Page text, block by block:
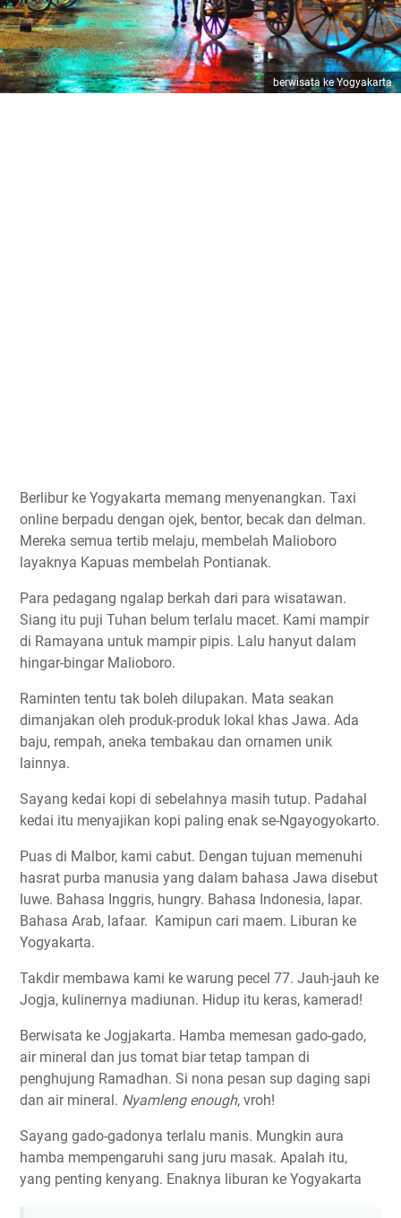
berwisata ke Yogyakarta
Berlibur ke Yogyakarta memang menyenangkan. Taxi
online berpadu dengan ojek, bentor, becak dan delman.
Mereka semua tertib melaju, membelah Malioboro
layaknya Kapuas membelah Pontianak.
Para pedagang ngalap berkah dari para wisatawan.
Siang itu puji Tuhan belum terlalu macet. Kami mampir
di Ramayana untuk mampir pipis. Lalu hanyut dalam
hingar-bingar Malioboro.
Raminten tentu tak boleh dilupakan. Mata seakan
dimanjakan oleh produk-produk lokal khas Jawa. Ada
baju, rempah, aneka tembakau dan ornamen unik
lainnya.
Sayang kedai kopi di sebelahnya masih tutup. Padahal
kedai itu menyajikan kopi paling enak se-Ngayogyokarto.
Puas di Malbor, kami cabut. Dengan tujuan memenuhi
hasrat purba manusia yang dalam bahasa Jawa disebut
luwe. Bahasa Inggris, hungry. Bahasa Indonesia, lapar.
Bahasa Arab, lafaar. Kamipun cari maem. Liburan ke
Yogyakarta.
Takdir membawa kami ke warung pecel 77. Jauh-jauh ke
Jogja, kulinernya madiunan. Hidup itu keras, kamerad!
Berwisata ke Jogjakarta. Hamba memesan gado-gado,
air mineral dan jus tomat biar tetap tampan di
penghujung Ramadhan. Si nona pesan sup daging sapi
dan air mineral. Nyamleng enough, vroh!
Sayang gado-gadonya terlalu manis. Mungkin aura
hamba mempengaruhi sang juru masak. Apalah itu,
yang penting kenyang. Enaknya liburan ke Yogyakarta